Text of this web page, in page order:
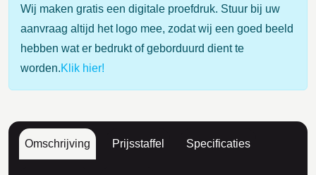
Wij maken gratis een digitale proefdruk. Stuur bij uw
aanvraag altijd het logo mee, zodat wij een goed beeld
hebben wat er bedrukt of geborduurd dient te
worden.Klik hier!
Omschrijving Prijsstaffel Specificaties